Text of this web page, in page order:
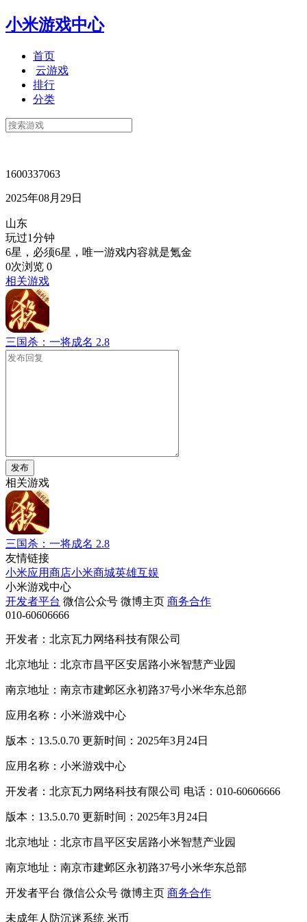
小米游戏中心
首页
云游戏
排行
分类
1600337063
2025年08月29日
山东
玩过1分钟
6星，必须6星，唯一游戏内容就是氪金
0次浏览 0
相关游戏
三国杀：一将成名 2.8
发布
相关游戏
三国杀：一将成名 2.8
友情链接
小米应用商店小米商城英雄互娱
小米游戏中心
开发者平台 微信公众号 微博主页 商务合作
010-60606666
开发者：北京瓦力网络科技有限公司
北京地址：北京市昌平区安居路小米智慧产业园
南京地址：南京市建邺区永初路37号小米华东总部
应用名称：小米游戏中心
版本：13.5.0.70 更新时间：2025年3月24日
应用名称：小米游戏中心
开发者：北京瓦力网络科技有限公司 电话：010-60606666
版本：13.5.0.70 更新时间：2025年3月24日
北京地址：北京市昌平区安居路小米智慧产业园
南京地址：南京市建邺区永初路37号小米华东总部
开发者平台 微信公众号 微博主页 商务合作
未成年人防沉迷系统 米币